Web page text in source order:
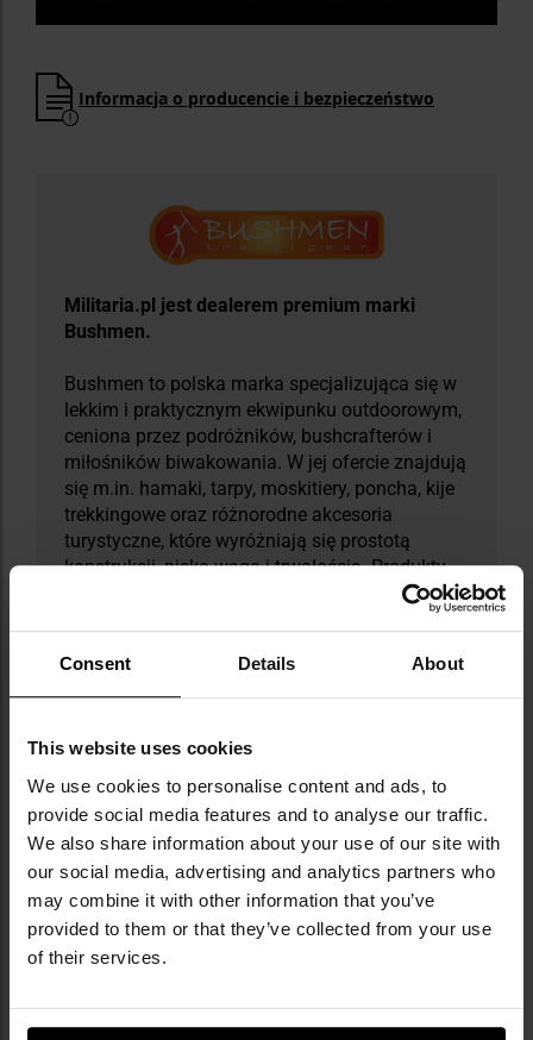
Consent Details About
This website uses cookies
We use cookies to personalise content and ads, to
provide social media features and to analyse our traffic.
We also share information about your use of our site with
our social media, advertising and analytics partners who
may combine it with other information that you’ve
provided to them or that they’ve collected from your use
of their services.
Informacja o producencie i bezpieczeństwo
Militaria.pl jest dealerem premium marki
Bushmen.
Bushmen to polska marka specjalizująca się w
lekkim i praktycznym ekwipunku outdoorowym,
ceniona przez podróżników, bushcrafterów i
miłośników biwakowania. W jej ofercie znajdują
się m.in. hamaki, tarpy, moskitiery, poncha, kije
trekkingowe oraz różnorodne akcesoria
turystyczne, które wyróżniają się prostotą
konstrukcji, niską wagą i trwałością. Produkty
pogodowe oraz kompaktowych rozmiarach po
spakowaniu. Marka zdobyła uznanie nie tylko w
gdzie jej akcesoria często stanowią
podstawowy element ekwipunku pasjonatów
outdooru. Część produktów Bushmen
testowana była podczas ekstremalnych
ekspedycji - m.in. w tropikach i na pustyniach -
co pozwoliło dopracować je w najdrobniejszych
szczegółach i zyskać opinię niezawodnych w
każdych warunkach.
DANE TECHNICZNE